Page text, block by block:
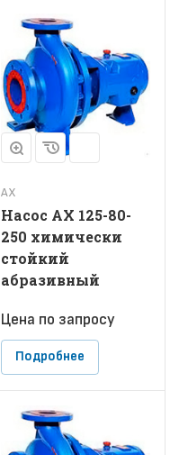
АХ
Насос АХ 125-80-
250 химически
стойкий
абразивный
Цена по запросу
Подробнее